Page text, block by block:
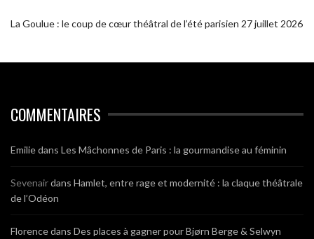
La Goulue : le coup de cœur théâtral de l’été parisien 27 juillet 2026
COMMENTAIRES
Emiliedans Les Mâchonnes de Paris : la gourmandise au féminin
Sevenairdans Hamlet, entre rage et modernité : la claque théâtrale
de l’Odéon
Florencedans Des places à gagner pour Bjørn Berge & Selwyn